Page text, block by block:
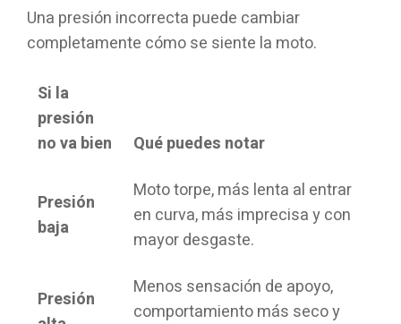
Una presión incorrecta puede cambiar
completamente cómo se siente la moto.
Si la
presión
no va bien
Qué puedes notar
Presión
baja
Moto torpe, más lenta al entrar
en curva, más imprecisa y con
mayor desgaste.
Presión
Menos sensación de apoyo,
comportamiento más seco y